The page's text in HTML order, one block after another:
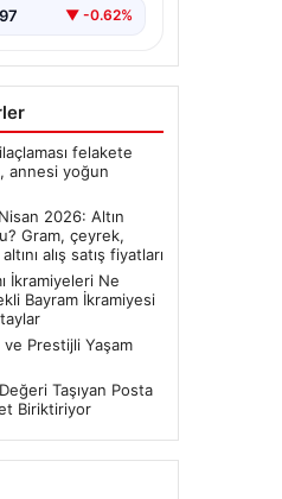
▼ -0.62%
felakete
annesi yoğun
2026: Altın
Gram, çeyrek,
alış satış fiyatları
İkramiyeleri Ne
Bayram İkramiyesi
ve Prestijli Yaşam
Taşıyan Posta
Biriktiriyor